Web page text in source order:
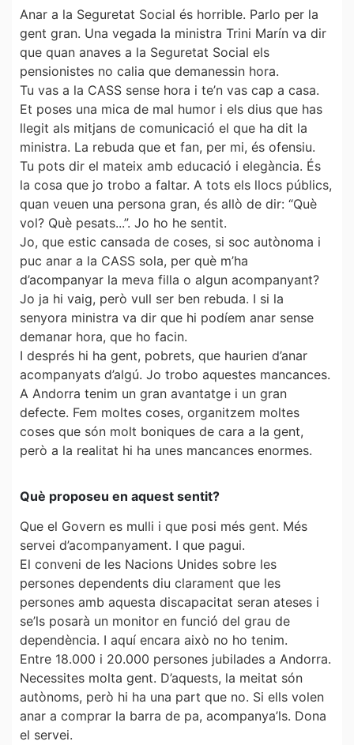
Anar a la Seguretat Social és horrible. Parlo per la
gent gran. Una vegada la ministra Trini Marín va dir
que quan anaves a la Seguretat Social els
pensionistes no calia que demanessin hora.
Tu vas a la CASS sense hora i te’n vas cap a casa.
Et poses una mica de mal humor i els dius que has
llegit als mitjans de comunicació el que ha dit la
ministra. La rebuda que et fan, per mi, és ofensiu.
Tu pots dir el mateix amb educació i elegància. És
la cosa que jo trobo a faltar. A tots els llocs públics,
quan veuen una persona gran, és allò de dir: “Què
vol? Què pesats...”. Jo ho he sentit.
Jo, que estic cansada de coses, si soc autònoma i
puc anar a la CASS sola, per què m’ha
d’acompanyar la meva filla o algun acompanyant?
Jo ja hi vaig, però vull ser ben rebuda. I si la
senyora ministra va dir que hi podíem anar sense
demanar hora, que ho facin.
I després hi ha gent, pobrets, que haurien d’anar
acompanyats d’algú. Jo trobo aquestes mancances.
A Andorra tenim un gran avantatge i un gran
defecte. Fem moltes coses, organitzem moltes
coses que són molt boniques de cara a la gent,
però a la realitat hi ha unes mancances enormes.
Què proposeu en aquest sentit?
Que el Govern es mulli i que posi més gent. Més
servei d’acompanyament. I que pagui.
El conveni de les Nacions Unides sobre les
persones dependents diu clarament que les
persones amb aquesta discapacitat seran ateses i
se’ls posarà un monitor en funció del grau de
dependència. I aquí encara això no ho tenim.
Entre 18.000 i 20.000 persones jubilades a Andorra.
Necessites molta gent. D’aquests, la meitat són
autònoms, però hi ha una part que no. Si ells volen
anar a comprar la barra de pa, acompanya’ls. Dona
el servei.